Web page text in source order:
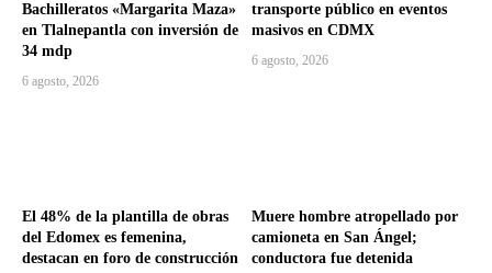
Bachilleratos «Margarita Maza»
en Tlalnepantla con inversión de
34 mdp
6 agosto, 2026
transporte público en eventos
masivos en CDMX
6 agosto, 2026
El 48% de la plantilla de obras
del Edomex es femenina,
destacan en foro de construcción
Muere hombre atropellado por
camioneta en San Ángel;
conductora fue detenida